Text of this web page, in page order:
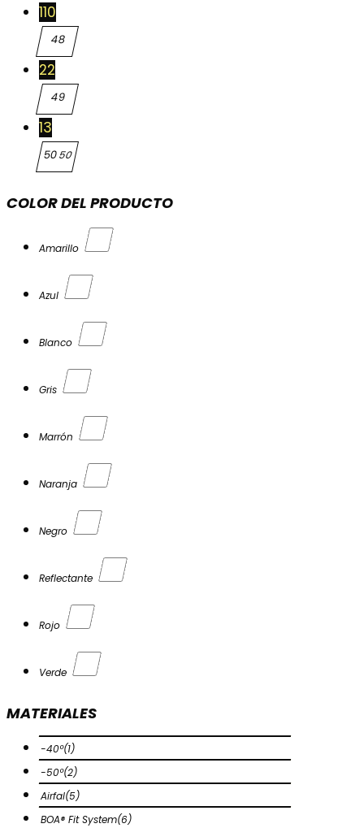
110
48
48
22
49
49
13
5050
COLOR DEL PRODUCTO
Amarillo
Azul
Blanco
Gris
Marrón
Naranja
Negro
Reflectante
Rojo
Verde
MATERIALES
-40º(1)
-50º(2)
Airfal(5)
BOA® Fit System(6)